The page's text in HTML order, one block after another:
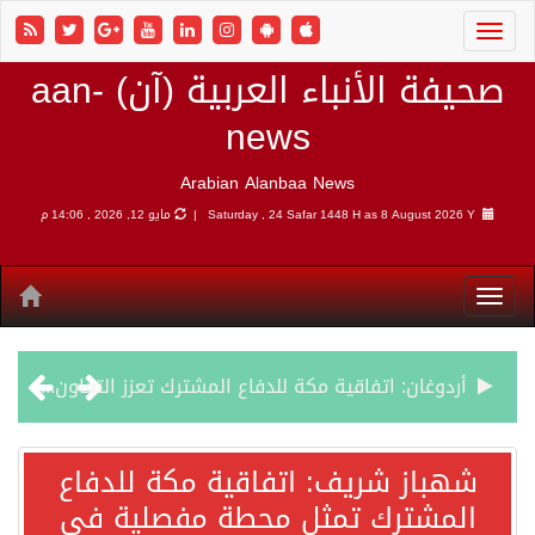
صحيفة الأنباء العربية (آن) aan-
news
Arabian Alanbaa News
Saturday , 24 Safar 1448 H as8 August 2026 Y | مايو 12, 2026 , 14:06 م
أردوغان: اتفاقية مكة للدفاع المشترك تعزز التعاون الأمني ولا تستهدف أي دولة
سمو وزير الخارجية : اتفاقية مكة تعكس الإرادة السياسية لحماية أمن المنطقةشهباز شريف: اتفاقية مكة للدفاع
المشترك تمثل محطة مفصلية في